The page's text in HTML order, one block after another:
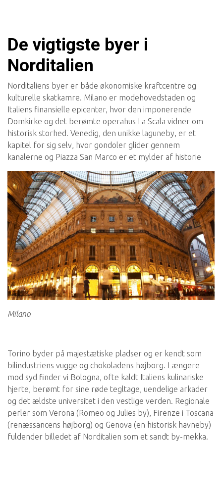
De vigtigste byer i
Norditalien
Norditaliens byer er både økonomiske kraftcentre og
kulturelle skatkamre. Milano er modehovedstaden og
Italiens finansielle epicenter, hvor den imponerende
Domkirke og det berømte operahus La Scala vidner om
historisk storhed. Venedig, den unikke laguneby, er et
kapitel for sig selv, hvor gondoler glider gennem
kanalerne og Piazza San Marco er et mylder af historie
Milano
Torino byder på majestætiske pladser og er kendt som
bilindustriens vugge og chokoladens højborg. Længere
mod syd finder vi Bologna, ofte kaldt Italiens kulinariske
hjerte, berømt for sine røde tegltage, uendelige arkader
og det ældste universitet i den vestlige verden. Regionale
perler som Verona (Romeo og Julies by), Firenze i Toscana
(renæssancens højborg) og Genova (en historisk havneby)
fuldender billedet af Norditalien som et sandt by-mekka.